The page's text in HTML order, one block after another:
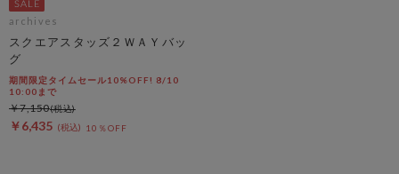
archives
スクエアスタッズ２ＷＡＹバッ
グ
期間限定タイムセール10%OFF! 8/10
10:00まで
￥6,435 10％OFF
￥7,150